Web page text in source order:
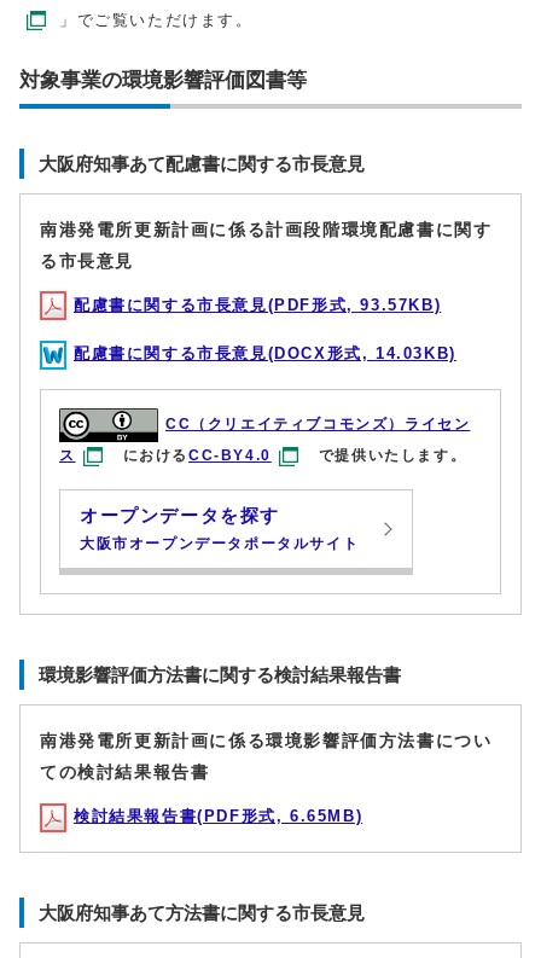
」でご覧いただけます。
対象事業の環境影響評価図書等
大阪府知事あて配慮書に関する市長意見
南港発電所更新計画に係る計画段階環境配慮書に関す
る市長意見
配慮書に関する市長意見(PDF形式, 93.57KB)
配慮書に関する市長意見(DOCX形式, 14.03KB)
CC（クリエイティブコモンズ）ライセン
ス
におけるCC-BY4.0 で提供いたします。
オープンデータを探す
大阪市オープンデータポータルサイト
環境影響評価方法書に関する検討結果報告書
南港発電所更新計画に係る環境影響評価方法書につい
ての検討結果報告書
検討結果報告書(PDF形式, 6.65MB)
大阪府知事あて方法書に関する市長意見